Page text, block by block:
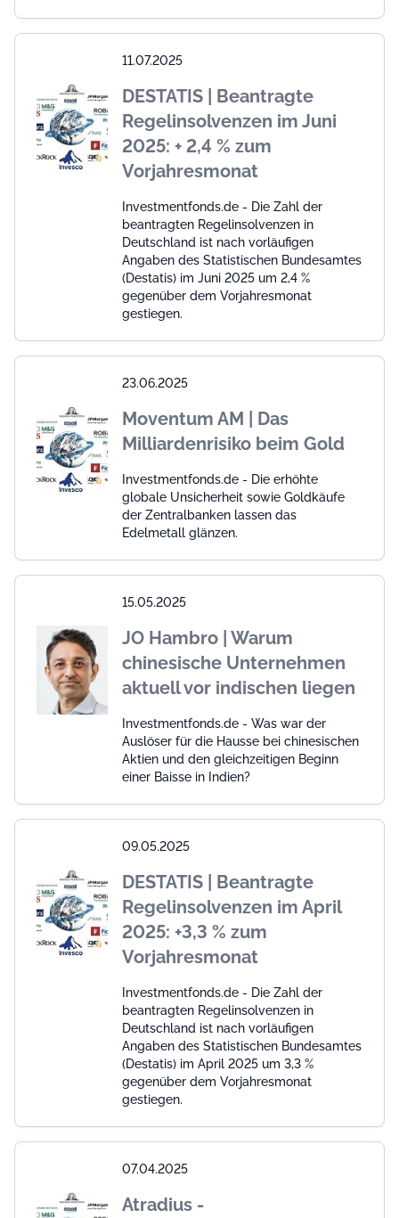
11.07.2025
DESTATIS | Beantragte
Regelinsolvenzen im Juni
2025: + 2,4 % zum
Vorjahresmonat
Investmentfonds.de - Die Zahl der
beantragten Regelinsolvenzen in
Deutschland ist nach vorläufigen
Angaben des Statistischen Bundesamtes
(Destatis) im Juni 2025 um 2,4 %
gegenüber dem Vorjahresmonat
gestiegen.
23.06.2025
Moventum AM | Das
Milliardenrisiko beim Gold
Investmentfonds.de - Die erhöhte
globale Unsicherheit sowie Goldkäufe
der Zentralbanken lassen das
Edelmetall glänzen.
15.05.2025
JO Hambro | Warum
chinesische Unternehmen
aktuell vor indischen liegen
Investmentfonds.de - Was war der
Auslöser für die Hausse bei chinesischen
Aktien und den gleichzeitigen Beginn
einer Baisse in Indien?
09.05.2025
DESTATIS | Beantragte
Regelinsolvenzen im April
2025: +3,3 % zum
Vorjahresmonat
Investmentfonds.de - Die Zahl der
beantragten Regelinsolvenzen in
Deutschland ist nach vorläufigen
Angaben des Statistischen Bundesamtes
(Destatis) im April 2025 um 3,3 %
gegenüber dem Vorjahresmonat
gestiegen.
07.04.2025
Atradius -